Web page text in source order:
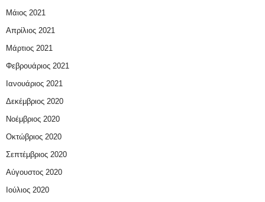
Μάιος 2021
Απρίλιος 2021
Μάρτιος 2021
Φεβρουάριος 2021
Ιανουάριος 2021
Δεκέμβριος 2020
Νοέμβριος 2020
Οκτώβριος 2020
Σεπτέμβριος 2020
Αύγουστος 2020
Ιούλιος 2020